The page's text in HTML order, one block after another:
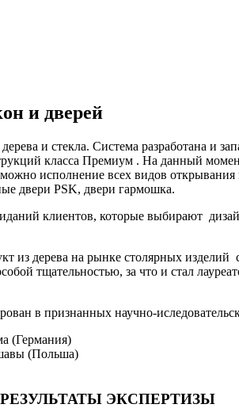
и дверей
и стекла. Система разработана и
класса Премиум . На данный
исполнение всех видов
двери PSK, двери гармошка.
клиентов, которые выбирают
дерева на рынке столярных изделий
тщательностью, за что и стал
в признанных научно-
(Германия)
(Польша)
ЭКСПЕРТИЗЫ